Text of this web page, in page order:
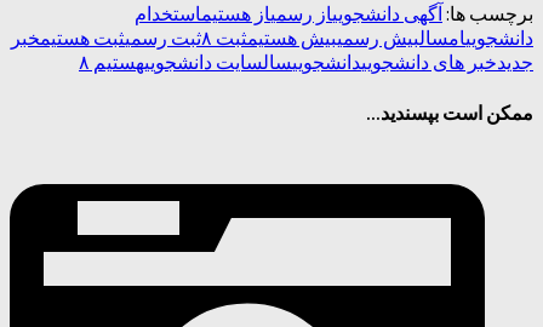
برچسب ها: آگهی دانشجوییاز رسمیاز هستیماستخدام
دانشجوییامسالبیش رسمیبیش هستیمثبت ۸ ثبت رسمیثبت هستیمخبر
جدیدخبر های دانشجوییدانشجوییسالسایت دانشجوییهستیم ۸
ممکن است بپسندید...